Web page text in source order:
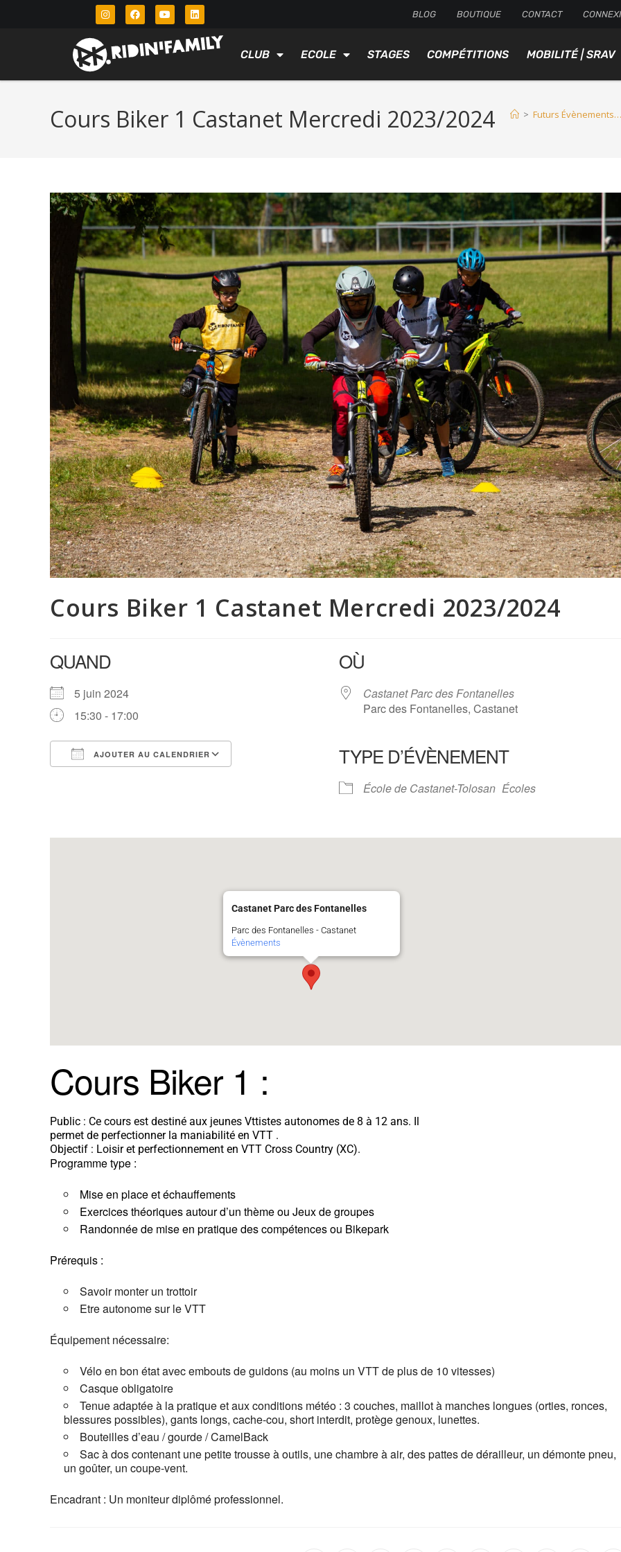
BLOG BOUTIQUE CONTACT
CLUB ECOLE STAGES COMPÉTITIONS MOBILITÉ | SRAV
Cours Biker 1 Castanet Mercredi 2023/2024 > Futurs Évènements…
Cours Biker 1 Castanet Mercredi 2023/2024
QUAND
5 juin 2024
15:30 - 17:00
AJOUTER AU CALENDRIER
OÙ
Castanet Parc des Fontanelles
Parc des Fontanelles, Castanet
TYPE D’ÉVÈNEMENT
École de Castanet-Tolosan Écoles
Castanet Parc des Fontanelles
Parc des Fontanelles - Castanet
Évènements
Cours Biker 1 :
Public : Ce cours est destiné aux jeunes Vttistes autonomes de 8 à 12 ans. Il
permet de perfectionner la maniabilité en VTT .
Objectif : Loisir et perfectionnement en VTT Cross Country (XC).
Programme type :
Mise en place et échauffements
Exercices théoriques autour d’un thème ou Jeux de groupes
Randonnée de mise en pratique des compétences ou Bikepark
Prérequis :
Savoir monter un trottoir
Etre autonome sur le VTT
Équipement nécessaire:
Vélo en bon état avec embouts de guidons (au moins un VTT de plus de 10 vitesses)
Casque obligatoire
Tenue adaptée à la pratique et aux conditions météo : 3 couches, maillot à manches longues (orties, ronces,
blessures possibles), gants longs, cache-cou, short interdit, protège genoux, lunettes.
Bouteilles d’eau / gourde / CamelBack
Sac à dos contenant une petite trousse à outils, une chambre à air, des pattes de dérailleur, un démonte pneu,
un goûter, un coupe-vent.
Encadrant : Un moniteur diplômé professionnel.